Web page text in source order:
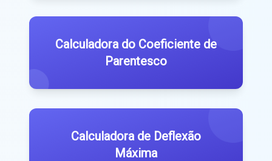
Calculadora do Coeficiente de
Parentesco
Calculadora de Deflexão
Máxima